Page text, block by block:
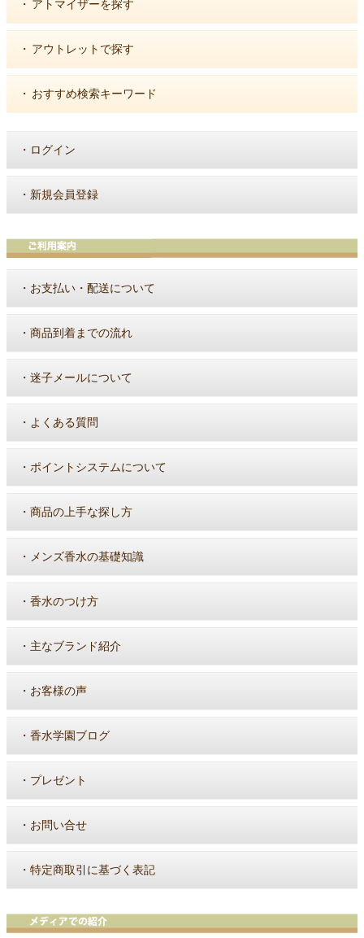
・ アトマイザーを探す
・ アウトレットで探す
・ おすすめ検索キーワード
・ ログイン
・ 新規会員登録
・ お支払い・配送について
・ 商品到着までの流れ
・ 迷子メールについて
・ よくある質問
・ ポイントシステムについて
・ 商品の上手な探し方
・ メンズ香水の基礎知識
・ 香水のつけ方
・ 主なブランド紹介
・ お客様の声
・ 香水学園ブログ
・ プレゼント
・ お問い合せ
・ 特定商取引に基づく表記